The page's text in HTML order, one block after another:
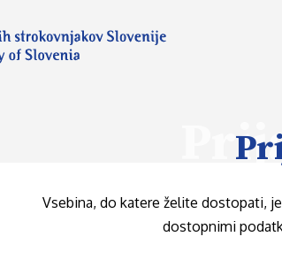
Vsebina, do katere želite dostopati,
dostopnimi